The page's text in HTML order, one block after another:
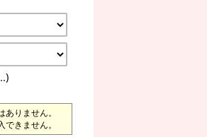
りません。
きません。